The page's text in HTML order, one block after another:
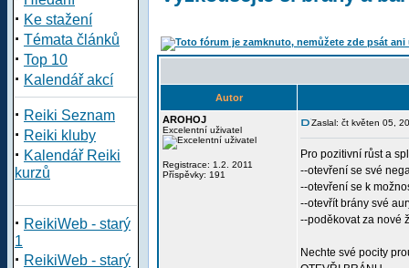
· Ke stažení
· Témata článků
· Top 10
· Kalendář akcí
· Reiki Seznam
· Reiki kluby
· Kalendář Reiki
kurzů
· ReikiWeb - starý
1
· ReikiWeb - starý
Autor
AROHOJ
Excelentní uživatel
Registrace: 1.2. 2011
Příspěvky: 191
Zaslal: čt květen 05,
Pro pozitivní růst a
--otevření se své
--otevření se k
--otevřít brány své
--poděkovat za nové
Nechte své pocity